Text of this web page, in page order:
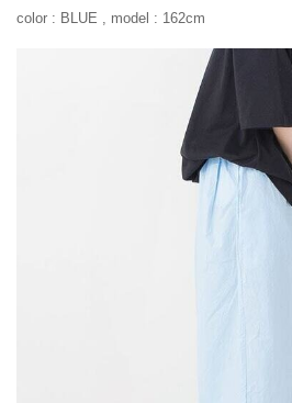
color : BLUE , model : 162cm